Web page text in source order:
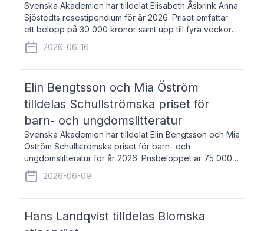
Svenska Akademien har tilldelat Elisabeth Åsbrink Anna
Sjöstedts resestipendium för år 2026. Priset omfattar
ett belopp på 30 000 kronor samt upp till fyra veckors
fri vistelse i Akademiens lägenhet i Berlin. Elisabeth
Åsbrink, född 1965 oc
2026-06-16
Elin Bengtsson och Mia Öström
tilldelas Schullströmska priset för
barn- och ungdomslitteratur
Svenska Akademien har tilldelat Elin Bengtsson och Mia
Öström Schullströmska priset för barn- och
ungdomslitteratur för år 2026. Prisbeloppet är 75 000
kronor vardera. Elin Bengtsson, född 1987, är författare
och forskare i genusvetenskap.
2026-06-09
Hans Landqvist tilldelas Blomska